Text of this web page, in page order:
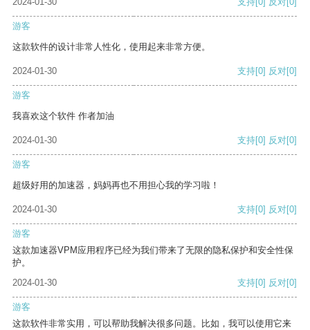
游客
这款软件的设计非常人性化，使用起来非常方便。
2024-01-30 支持[0] 反对[0]
游客
我喜欢这个软件 作者加油
2024-01-30 支持[0] 反对[0]
游客
超级好用的加速器，妈妈再也不用担心我的学习啦！
2024-01-30 支持[0] 反对[0]
游客
这款加速器VPM应用程序已经为我们带来了无限的隐私保护和安全性保
护。
2024-01-30
支持[0] 反对[0]
游客
这款软件非常实用，可以帮助我解决很多问题。比如，我可以使用它来